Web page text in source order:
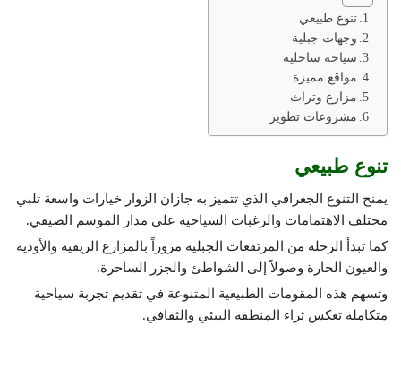
تنوع طبيعي
وجهات جبلية
سياحة ساحلية
مواقع مميزة
مزارع وتراث
مشروعات تطوير
تنوع طبيعي
يمنح التنوع الجغرافي الذي تتميز به جازان الزوار خيارات واسعة تلبي
مختلف الاهتمامات والرغبات السياحية على مدار الموسم الصيفي.
كما تبدأ الرحلة من المرتفعات الجبلية مروراً بالمزارع الريفية والأودية
والعيون الحارة وصولاً إلى الشواطئ والجزر الساحرة.
وتسهم هذه المقومات الطبيعية المتنوعة في تقديم تجربة سياحية
متكاملة تعكس ثراء المنطقة البيئي والثقافي.